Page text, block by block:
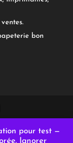
pour test —
Ignorer
bon